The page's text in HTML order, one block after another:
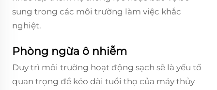
sung trong các môi trường làm việc khắc
nghiệt.
Phòng ngừa ô nhiễm
Duy trì môi trường hoạt động sạch sẽ là yếu tố
quan trọng để kéo dài tuổi thọ của máy thủy